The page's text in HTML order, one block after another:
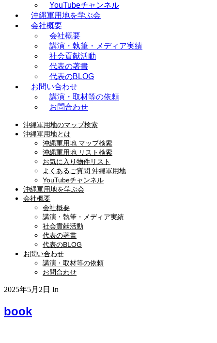
YouTubeチャンネル
沖縄軍用地を学ぶ会
会社概要
会社概要
講演・執筆・メディア実績
社会貢献活動
代表の著書
代表のBLOG
お問い合わせ
講演・取材等の依頼
お問合わせ
沖縄軍用地のマップ検索
沖縄軍用地とは
沖縄軍用地 マップ検索
沖縄軍用地 リスト検索
お気に入り物件リスト
よくあるご質問 沖縄軍用地
YouTubeチャンネル
沖縄軍用地を学ぶ会
会社概要
会社概要
講演・執筆・メディア実績
社会貢献活動
代表の著書
代表のBLOG
お問い合わせ
講演・取材等の依頼
お問合わせ
2025年5月2日 In
book